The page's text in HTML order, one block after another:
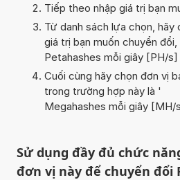
Tiếp theo nhập giá trị bạn
Từ danh sách lựa chọn,
giá trị bạn muốn chuyển
Petahashes mỗi giây [PH/s]
Cuối cùng hãy chọn đơn vị
trong trường hợp này là '
Megahashes mỗi giây [MH/
Sử dụng đầy đủ chức
đơn vị này để chuyển đổi